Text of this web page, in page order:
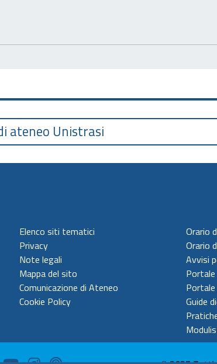
ateneo Unistrasi
Elenco siti tematici
Privacy
Note legali
Mappa del sito
Comunicazione di Ateneo
Cookie Policy
Orario
Orario
Avvisi
Guide